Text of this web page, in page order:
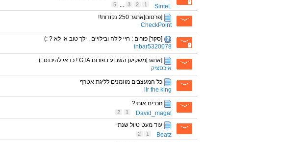
SinteL
1
2
3
...
5
[פרסום]אתגר 250 נקודות!!
CheckPoint
[סקר] פורום : חיי לילה ובילויים . ילך טוב או לא ? :)
inbar5320078
[אתגר]משקיען השבוע בפורום GTA ! כדאי להיכנס :)
איכסציק
כל המעצבים מוזמנים לליגת אטרף
lir the king
זוכרים אותי?
David_magal
1
2
עוד מעט טיול שנתי
Beatz
1
2